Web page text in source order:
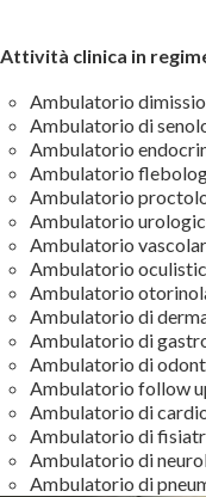
Attività clinica in
Ambulatorio
Ambulatorio di
Ambulatorio
Ambulatorio
Ambulatorio
Ambulatorio
Ambulatorio
Ambulatorio
Ambulatorio
Ambulatorio di
Ambulatorio di
Ambulatorio di
Ambulatorio follow
Ambulatorio di
Ambulatorio di
Ambulatorio di
Ambulatorio di